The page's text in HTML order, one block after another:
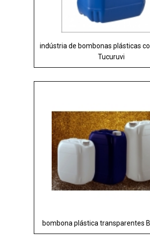
indústria de bombonas plásticas
Tucuruvi
bombona plástica transparentes